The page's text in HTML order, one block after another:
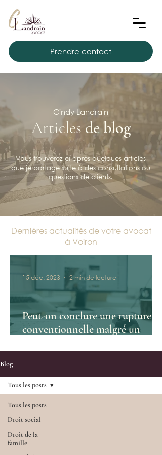
Prendre contact
Cindy Landrain
Articles de blog
Vous trouverez ci-après quelques articles
que je partage suite à des consultations ou
questions de clients.
Dernières actualités de votre avocat
à Voiron
Peut-on conclure une rupture
conventionnelle malgré un
15 déc. 2023 2 min de lecture
Blog
Tous les posts
Droit social
Droit de la
famille
Tous les posts